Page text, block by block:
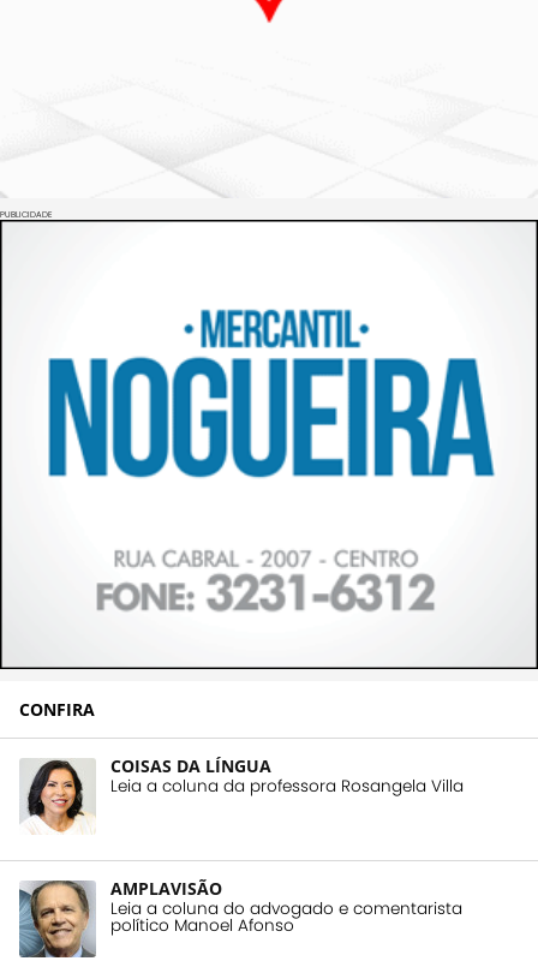
PUBLICIDADE
CONFIRA
COISAS DA LÍNGUA
Leia a coluna da professora Rosangela Villa
AMPLAVISÃO
Leia a coluna do advogado e comentarista
político Manoel Afonso